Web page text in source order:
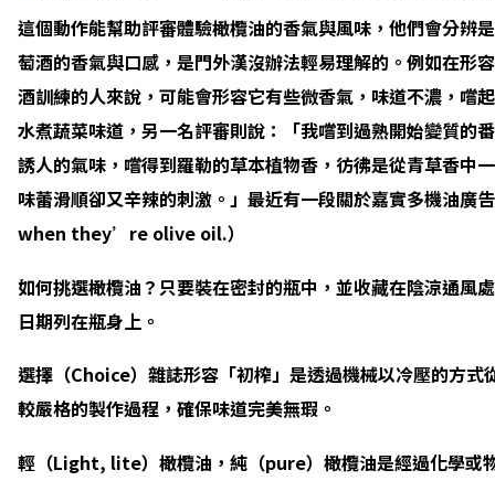
這個動作能幫助評審體驗橄欖油的香氣與風味，他們會分辨
萄酒的香氣與口感，是門外漢沒辦法輕易理解的。例如在形
酒訓練的人來說，可能會形容它有些微香氣，味道不濃，
水煮蔬菜味道，另一名評審則說：「我嚐到過熟開始變質的
誘人的氣味，嚐得到羅勒的草本植物香，彷彿是從青草香中
味蕾滑順卻又辛辣的刺激。」最近有一段關於嘉實多機油
when they’re olive oil.）
如何挑選橄欖油？只要裝在密封的瓶中，並收藏在陰涼通風
日期列在瓶身上。
選擇（Choice）雜誌形容「初榨」是透過機械以冷壓的方
較嚴格的製作過程，確保味道完美無瑕。
輕（Light, lite）橄欖油，純（pure）橄欖油是經過化學或